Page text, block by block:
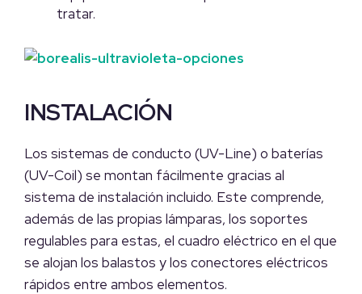
tratar.
INSTALACIÓN
Los sistemas de conducto (UV-Line) o baterías
(UV-Coil) se montan fácilmente gracias al
sistema de instalación incluido. Este comprende,
además de las propias lámparas, los soportes
regulables para estas, el cuadro eléctrico en el que
se alojan los balastos y los conectores eléctricos
rápidos entre ambos elementos.